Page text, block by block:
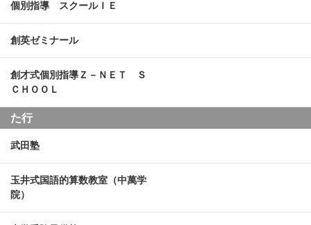
個別指導 スクールＩＥ
創英ゼミナール
創才式個別指導Ｚ－ＮＥＴ Ｓ
ＣＨＯＯＬ
た行
武田塾
玉井式国語的算数教室（中萬学
院）